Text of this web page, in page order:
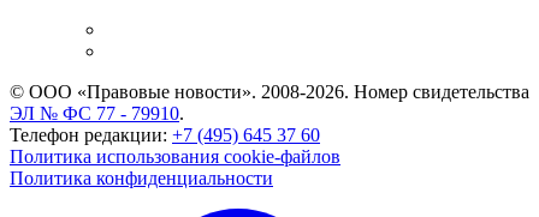
© ООО «Правовые новости». 2008-2026. Номер свидетельства
ЭЛ № ФС 77 - 79910.
Телефон редакции: +7 (495) 645 37 60
Политика использования cookie-файлов
Политика конфиденциальности